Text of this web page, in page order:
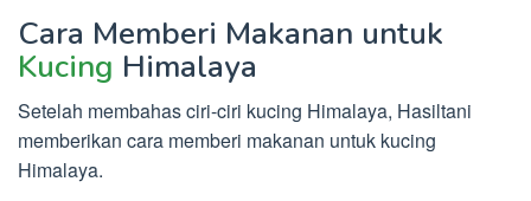
Cara Memberi Makanan untuk
Kucing Himalaya
Setelah membahas ciri-ciri kucing Himalaya, Hasiltani
memberikan cara memberi makanan untuk kucing
Himalaya.